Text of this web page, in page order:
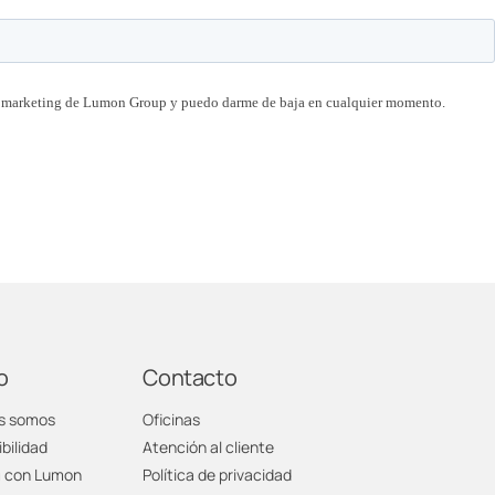
somos
con Lumon
Contacto
Oficinas
Atención al cliente
Política de privacidad